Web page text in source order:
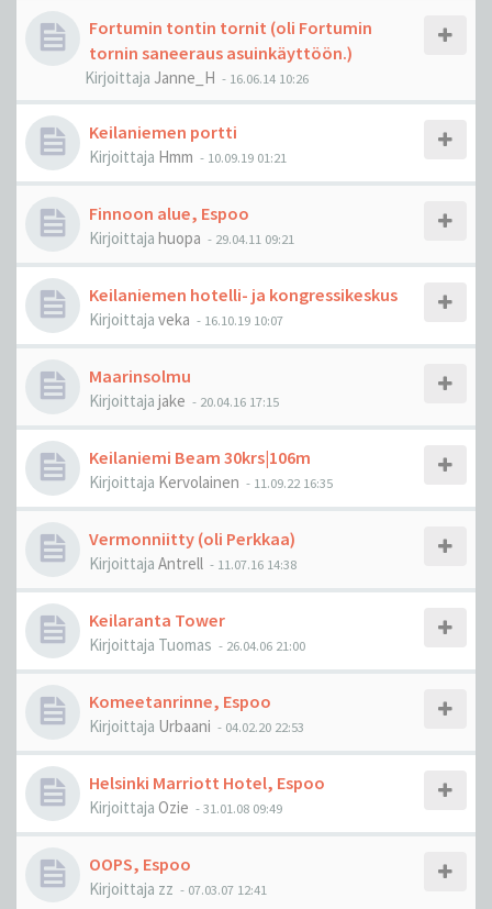
Fortumin tontin tornit (oli Fortumin
tornin saneeraus asuinkäyttöön.)
Kirjoittaja Janne_H - 16.06.14 10:26
Keilaniemen portti
Kirjoittaja Hmm - 10.09.19 01:21
Finnoon alue, Espoo
Kirjoittaja huopa - 29.04.11 09:21
Keilaniemen hotelli- ja kongressikeskus
Kirjoittaja veka - 16.10.19 10:07
Maarinsolmu
Kirjoittaja jake - 20.04.16 17:15
Keilaniemi Beam 30krs|106m
Kirjoittaja Kervolainen - 11.09.22 16:35
Vermonniitty (oli Perkkaa)
Kirjoittaja Antrell - 11.07.16 14:38
Keilaranta Tower
Kirjoittaja Tuomas - 26.04.06 21:00
Komeetanrinne, Espoo
Kirjoittaja Urbaani - 04.02.20 22:53
Helsinki Marriott Hotel, Espoo
Kirjoittaja Ozie -31.01.08 09:49
OOPS, Espoo
Kirjoittaja zz - 07.03.07 12:41